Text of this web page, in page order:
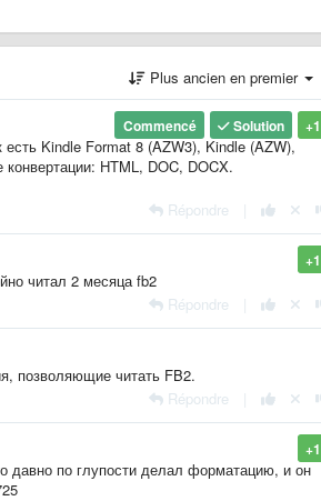
Plus ancien en premier
+1
Solution
Commencé
Kindle Format 8 (AZW3), Kindle (AZW),
HTML, DOC, DOCX.
Répondre
+1
читал 2 месяца fb2
Répondre
позволяющие читать FB2.
Répondre
+1
давно по глупости делал форматацию, и он